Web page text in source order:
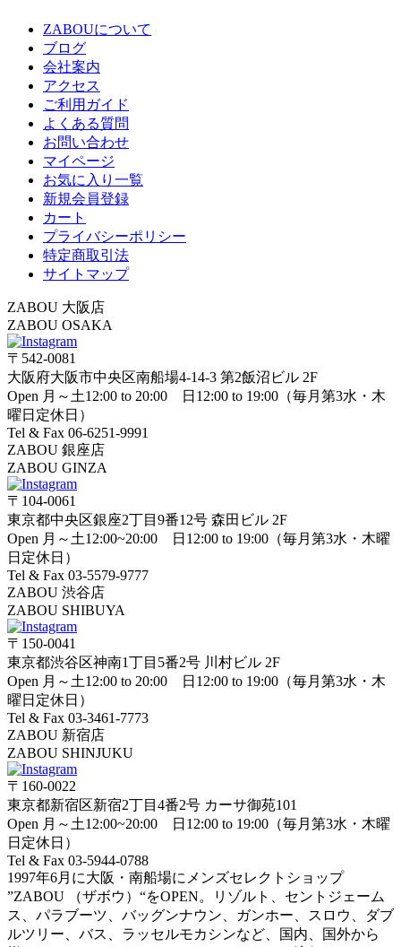
ZABOUについて
ブログ
会社案内
アクセス
ご利用ガイド
よくある質問
お問い合わせ
マイページ
お気に入り一覧
新規会員登録
カート
プライバシーポリシー
特定商取引法
サイトマップ
ZABOU 大阪店
ZABOU OSAKA
〒542-0081
大阪府大阪市中央区南船場4-14-3 第2飯沼ビル 2F
Open 月～土12:00 to 20:00 日12:00 to 19:00（毎月第3水・木
曜日定休日）
Tel & Fax 06-6251-9991
ZABOU 銀座店
ZABOU GINZA
〒104-0061
東京都中央区銀座2丁目9番12号 森田ビル 2F
Open 月～土12:00~20:00 日12:00 to 19:00（毎月第3水・木曜
日定休日）
Tel & Fax 03-5579-9777
ZABOU 渋谷店
ZABOU SHIBUYA
〒150-0041
東京都渋谷区神南1丁目5番2号 川村ビル 2F
Open 月～土12:00 to 20:00 日12:00 to 19:00（毎月第3水・木
曜日定休日）
Tel & Fax 03-3461-7773
ZABOU 新宿店
ZABOU SHINJUKU
〒160-0022
東京都新宿区新宿2丁目4番2号 カーサ御苑101
Open 月～土12:00~20:00 日12:00 to 19:00（毎月第3水・木曜
日定休日）
Tel & Fax 03-5944-0788
1997年6月に大阪・南船場にメンズセレクトショップ
”ZABOU （ザボウ）“をOPEN。リゾルト、セントジェーム
ス、パラブーツ、バッグンナウン、ガンホー、スロウ、ダブ
ルツリー、バス、ラッセルモカシンなど、国内、国外から